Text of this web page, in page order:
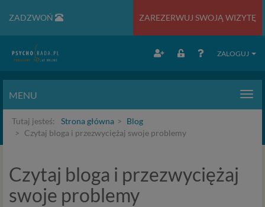
ZADZWOŃ ZAREZERWUJ SWOJĄ WIZYTĘ
ZALOGUJ
MENU
Tutaj jesteś: Strona główna
Blog
Czytaj bloga i przezwyciężaj swoje problemy
Czytaj bloga i przezwyciężaj
swoje problemy